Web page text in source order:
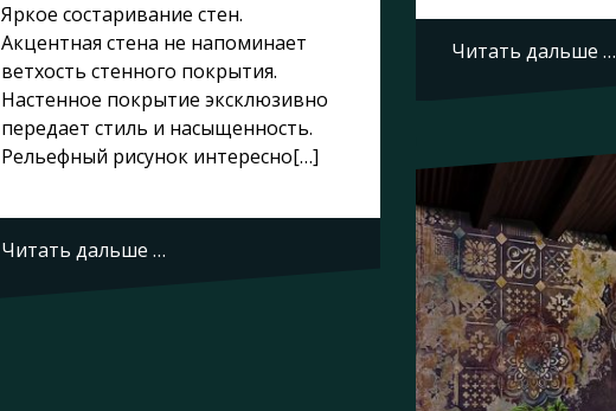
Читать дальше …
Яркое состаривание стен.
Акцентная стена не напоминает
ветхость стенного покрытия.
Настенное покрытие эксклюзивно
передает стиль и насыщенность.
Рельефный рисунок интересно[…]
Читать дальше …